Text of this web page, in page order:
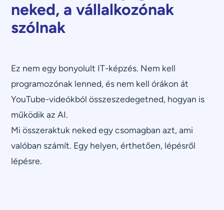
neked, a vállalkozónak
szólnak
Ez nem egy bonyolult IT-képzés. Nem kell
programozónak lenned, és nem kell órákon át
YouTube-videókból összeszedegetned, hogyan is
működik az AI.
Mi összeraktuk neked egy csomagban azt, ami
valóban számít. Egy helyen, érthetően, lépésről
lépésre.